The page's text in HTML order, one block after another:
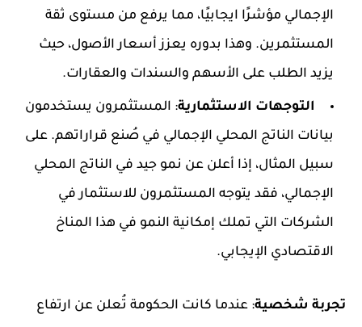
الإجمالي مؤشرًا ايجابيًا، مما يرفع من مستوى ثقة
المستثمرين. وهذا بدوره يعزز أسعار الأصول، حيث
يزيد الطلب على الأسهم والسندات والعقارات.
التوجهات الاستثمارية: المستثمرون يستخدمون
بيانات الناتج المحلي الإجمالي في صُنع قراراتهم. على
سبيل المثال، إذا أعلن عن نمو جيد في الناتج المحلي
الإجمالي، فقد يتوجه المستثمرون للاستثمار في
الشركات التي تملك إمكانية النمو في هذا المناخ
الاقتصادي الإيجابي.
تجربة شخصية: عندما كانت الحكومة تُعلن عن ارتفاع